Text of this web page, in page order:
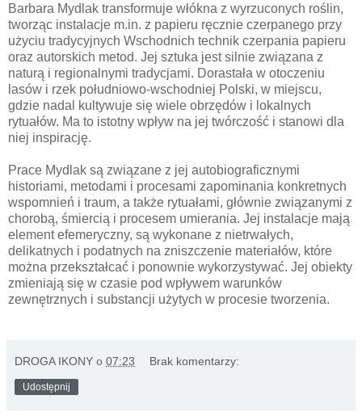
Barbara Mydlak transformuje włókna z wyrzuconych roślin,
tworząc instalacje m.in. z papieru ręcznie czerpanego przy
użyciu tradycyjnych Wschodnich technik czerpania papieru
oraz autorskich metod. Jej sztuka jest silnie związana z
naturą i regionalnymi tradycjami. Dorastała w otoczeniu
lasów i rzek południowo-wschodniej Polski, w miejscu,
gdzie nadal kultywuje się wiele obrzędów i lokalnych
rytuałów. Ma to istotny wpływ na jej twórczość i stanowi dla
niej inspirację.
Prace Mydlak są związane z jej autobiograficznymi
historiami, metodami i procesami zapominania konkretnych
wspomnień i traum, a także rytuałami, głównie związanymi z
chorobą, śmiercią i procesem umierania. Jej instalacje mają
element efemeryczny, są wykonane z nietrwałych,
delikatnych i podatnych na zniszczenie materiałów, które
można przekształcać i ponownie wykorzystywać. Jej obiekty
zmieniają się w czasie pod wpływem warunków
zewnętrznych i substancji użytych w procesie tworzenia.
DROGA IKONY o 07:23 Brak komentarzy:
Udostępnij